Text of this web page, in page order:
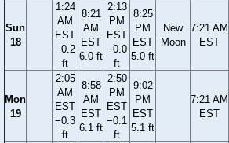
Sun
18
1:24
AM
EST
−0.2
ft
8:21
AM
EST
6.0 ft
2:13
PM
EST
−0.0
ft
8:25
PM
EST
5.0 ft
New
Moon
7:21 AM
EST
Mon
19
2:05
AM
EST
−0.3
ft
8:58
AM
EST
6.1 ft
2:50
PM
EST
−0.1
ft
9:02
PM
EST
5.1 ft
7:21 AM
EST